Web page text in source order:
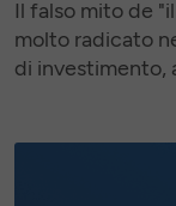
Il falso mito de
molto radicato
di investimento,